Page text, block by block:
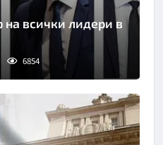
на всички лидери в
6854